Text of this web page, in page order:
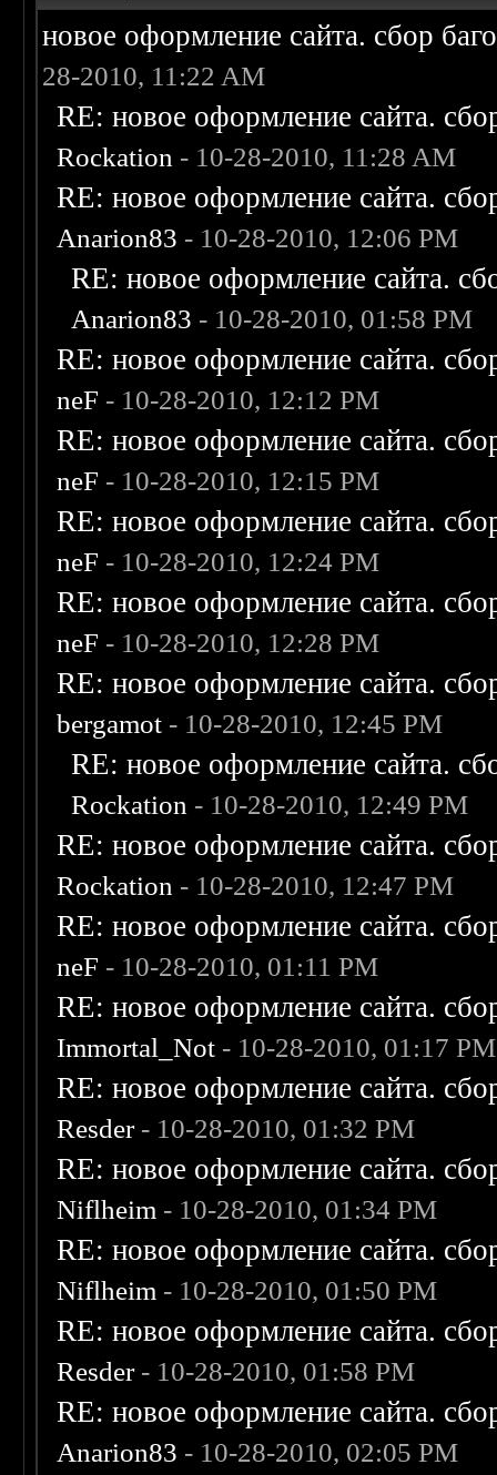
новое оформление сайта. сбор
28-2010, 11:22 AM
RE: новое оформление сайта.
Rockation - 10-28-2010, 11:28 AM
RE: новое оформление сайта.
Anarion83 - 10-28-2010, 12:06 PM
RE: новое оформление сайта.
Anarion83 - 10-28-2010, 01:58 PM
RE: новое оформление сайта.
neF - 10-28-2010, 12:12 PM
RE: новое оформление сайта.
neF - 10-28-2010, 12:15 PM
RE: новое оформление сайта.
neF - 10-28-2010, 12:24 PM
RE: новое оформление сайта.
neF - 10-28-2010, 12:28 PM
RE: новое оформление сайта.
bergamot - 10-28-2010, 12:45 PM
RE: новое оформление сайта.
Rockation - 10-28-2010, 12:49 PM
RE: новое оформление сайта.
Rockation - 10-28-2010, 12:47 PM
RE: новое оформление сайта.
neF - 10-28-2010, 01:11 PM
RE: новое оформление сайта.
Immortal_Not - 10-28-2010, 01:17 PM
RE: новое оформление сайта.
Resder- 10-28-2010, 01:32 PM
RE: новое оформление сайта.
Niflheim - 10-28-2010, 01:34 PM
RE: новое оформление сайта.
Niflheim - 10-28-2010, 01:50 PM
RE: новое оформление сайта.
Resder- 10-28-2010, 01:58 PM
RE: новое оформление сайта.
Anarion83 - 10-28-2010, 02:05 PM